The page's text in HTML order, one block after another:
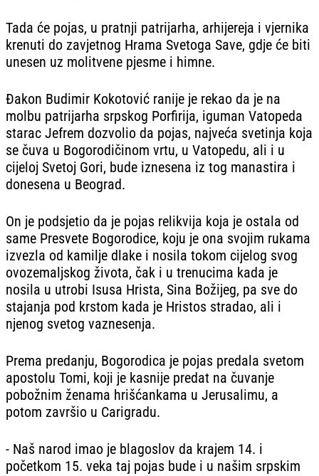
Tada će pojas, u pratnji patrijarha, arhijereja i vjernika
krenuti do zavjetnog Hrama Svetoga Save, gdje će biti
unesen uz molitvene pjesme i himne.
Đakon Budimir Kokotović ranije je rekao da je na
molbu patrijarha srpskog Porfirija, iguman Vatopeda
starac Jefrem dozvolio da pojas, najveća svetinja koja
se čuva u Bogorodičinom vrtu, u Vatopedu, ali i u
cijeloj Svetoj Gori, bude iznesena iz tog manastira i
donesena u Beograd.
On je podsjetio da je pojas relikvija koja je ostala od
same Presvete Bogorodice, koju je ona svojim rukama
izvezla od kamilje dlake i nosila tokom cijelog svog
ovozemaljskog života, čak i u trenucima kada je
nosila u utrobi Isusa Hrista, Sina Božijeg, pa sve do
stajanja pod krstom kada je Hristos stradao, ali i
njenog svetog vaznesenja.
Prema predanju, Bogorodica je pojas predala svetom
apostolu Tomi, koji je kasnije predat na čuvanje
pobožnim ženama hrišćankama u Jerusalimu, a
potom završio u Carigradu.
- Naš narod imao je blagoslov da krajem 14. i
početkom 15. veka taj pojas bude i u našim srpskim